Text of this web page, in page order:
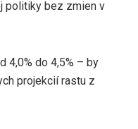
politiky bez zmien v
4,0% do 4,5% – by
projekcií rastu z